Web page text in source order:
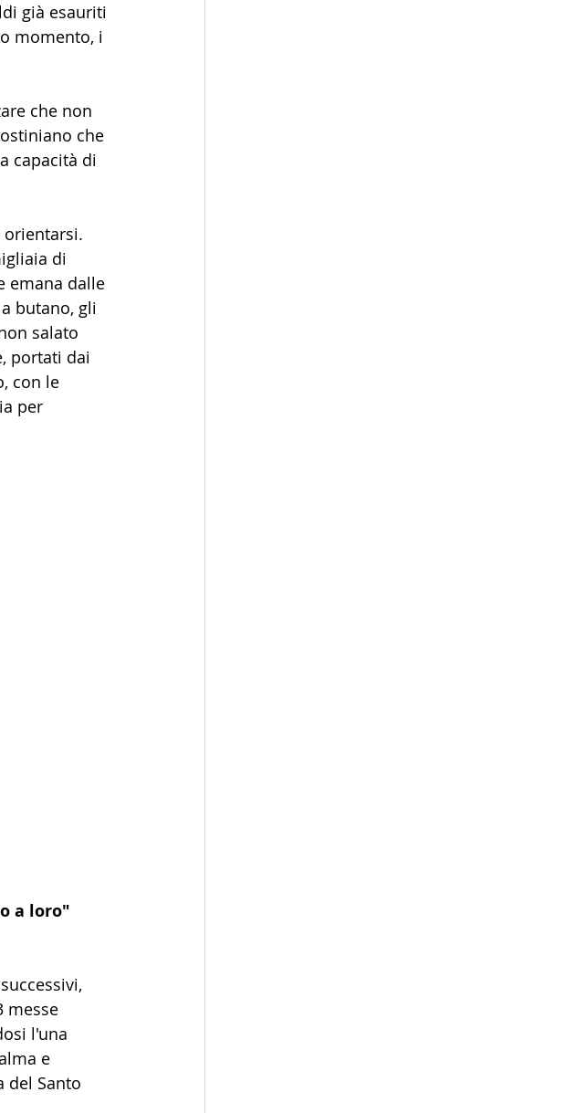
già esauriti
momento, i
che non
che
capacità di
di
emana dalle
butano, gli
salato
portati dai
con le
per
a loro"
messe
l'una
e
del Santo